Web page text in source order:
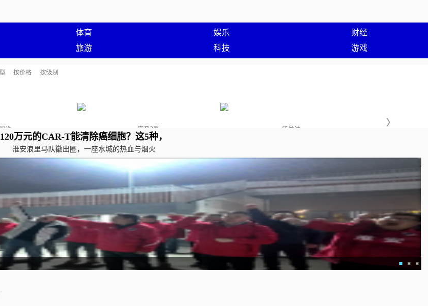
体育 娱乐
财经
旅游 科技 游戏
120万元的CAR-T能清除癌细胞？这5种，
淮安浪里马队徽出圈，一座水城的热血与烟火